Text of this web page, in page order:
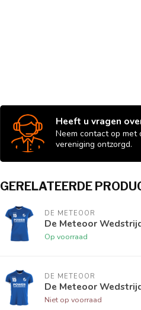
Heeft u vragen
Neem contact op
vereniging ontzorgd.
GERELATEERDE
DE METEOOR
De Meteoor
Op voorraad
DE METEOOR
De Meteoor
Niet op voorraad